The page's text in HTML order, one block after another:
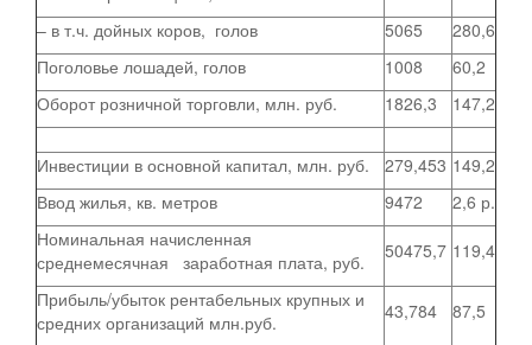
– в т.ч. дойных коров, голов
5065
280,6
Поголовье лошадей, голов
1008
60,2
Оборот розничной торговли, млн. руб.
1826,3 147,2
Инвестиции в основной капитал, млн. руб. 279,453 149,2
Ввод жилья, кв. метров
9472
2,6 р.
Номинальная начисленная
среднемесячная заработная плата, руб.
50475,7 119,4
Прибыль/убыток рентабельных крупных и
средних организаций млн.руб.
43,784 87,5